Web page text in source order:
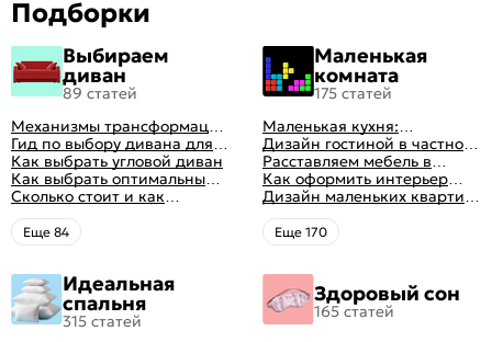
Подборки
Выбираем
диван
89 статей
Механизмы трансформации
диванов: все виды,
особенности, плюсы и
минусы
Гид по выбору дивана для
сна
Как выбрать угловой диван
Как выбрать оптимальный
цвет стен в гостиной: 50
фото и идей оформления
Сколько стоит и как
перетянуть диван
Eще 84
Маленькая
комната
175 статей
Маленькая кухня:
планировка, стили, цвет и
рисунок, реальные фото
Дизайн гостиной в частном
доме: 50 вариантов с фото
Расставляем мебель в
гостиной: главные правила
рациональной планировки
Как оформить интерьер
однокомнатной квартиры:
47 классных идей с фото
Дизайн маленьких квартир:
10 идей для дизайна
интерьера с фото
Eще 170
Идеальная
спальня
315 статей
Здоровый сон
165 статей